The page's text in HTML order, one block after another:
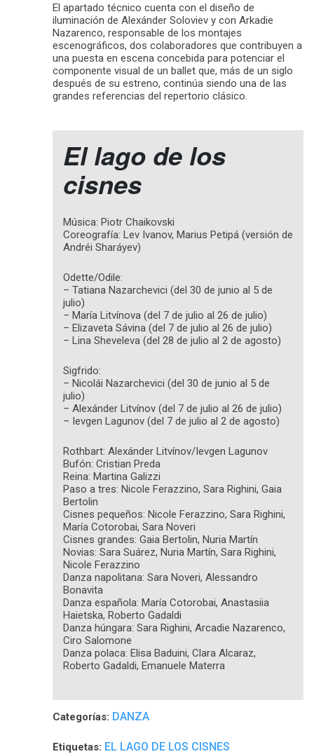
El apartado técnico cuenta con el diseño de
iluminación de Alexánder Soloviev y con Arkadie
Nazarenco, responsable de los montajes
escenográficos, dos colaboradores que contribuyen a
una puesta en escena concebida para potenciar el
componente visual de un ballet que, más de un siglo
después de su estreno, continúa siendo una de las
grandes referencias del repertorio clásico.
El lago de los
cisnes
Música: Piotr Chaikovski
Coreografía: Lev Ivanov, Marius Petipá (versión de
Andréi Sharáyev)
Odette/Odile:
– Tatiana Nazarchevici (del 30 de junio al 5 de
julio)
– María Litvínova (del 7 de julio al 26 de julio)
– Elizaveta Sávina (del 7 de julio al 26 de julio)
– Lina Sheveleva (del 28 de julio al 2 de agosto)
Sigfrido:
– Nicolái Nazarchevici (del 30 de junio al 5 de
julio)
– Alexánder Litvínov (del 7 de julio al 26 de julio)
– Ievgen Lagunov (del 7 de julio al 2 de agosto)
Rothbart: Alexánder Litvínov/Ievgen Lagunov
Bufón: Cristian Preda
Reina: Martina Galizzi
Paso a tres: Nicole Ferazzino, Sara Righini, Gaia
Bertolin
Cisnes pequeños: Nicole Ferazzino, Sara Righini,
María Cotorobai, Sara Noveri
Cisnes grandes: Gaia Bertolin, Nuria Martín
Novias: Sara Suárez, Nuria Martín, Sara Righini,
Nicole Ferazzino
Danza napolitana: Sara Noveri, Alessandro
Bonavita
Danza española: María Cotorobai, Anastasiia
Haietska, Roberto Gadaldi
Danza húngara: Sara Righini, Arcadie Nazarenco,
Ciro Salomone
Danza polaca: Elisa Baduini, Clara Alcaraz,
Roberto Gadaldi, Emanuele Materra
Categorías: DANZA
Etiquetas: EL LAGO DE LOS CISNES